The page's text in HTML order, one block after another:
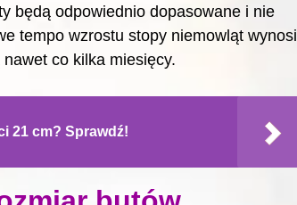
będą odpowiednio dopasowane i nie
tempo wzrostu stopy niemowląt wynosi
co kilka miesięcy.
21 cm? Sprawdź!